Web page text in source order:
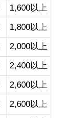
1,600以上
1,800以上
2,000以上
2,400以上
2,600以上
2,600以上